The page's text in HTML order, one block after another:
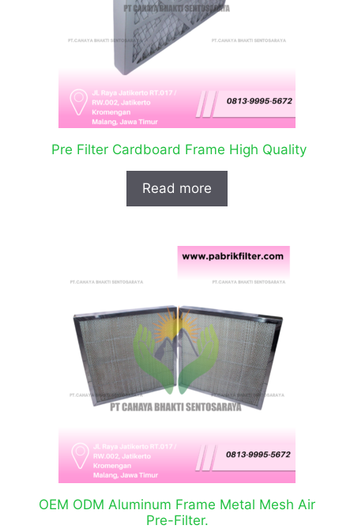
Pre Filter Cardboard Frame High Quality
Read more
OEM ODM Aluminum Frame Metal Mesh Air
Pre-Filter.